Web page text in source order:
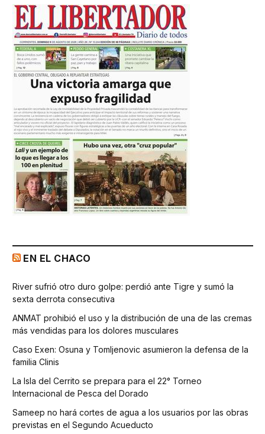
EN EL CHACO
River sufrió otro duro golpe: perdió ante Tigre y sumó la
sexta derrota consecutiva
ANMAT prohibió el uso y la distribución de una de las cremas
más vendidas para los dolores musculares
Caso Exen: Osuna y Tomljenovic asumieron la defensa de la
familia Clinis
La Isla del Cerrito se prepara para el 22° Torneo
Internacional de Pesca del Dorado
Sameep no hará cortes de agua a los usuarios por las obras
previstas en el Segundo Acueducto